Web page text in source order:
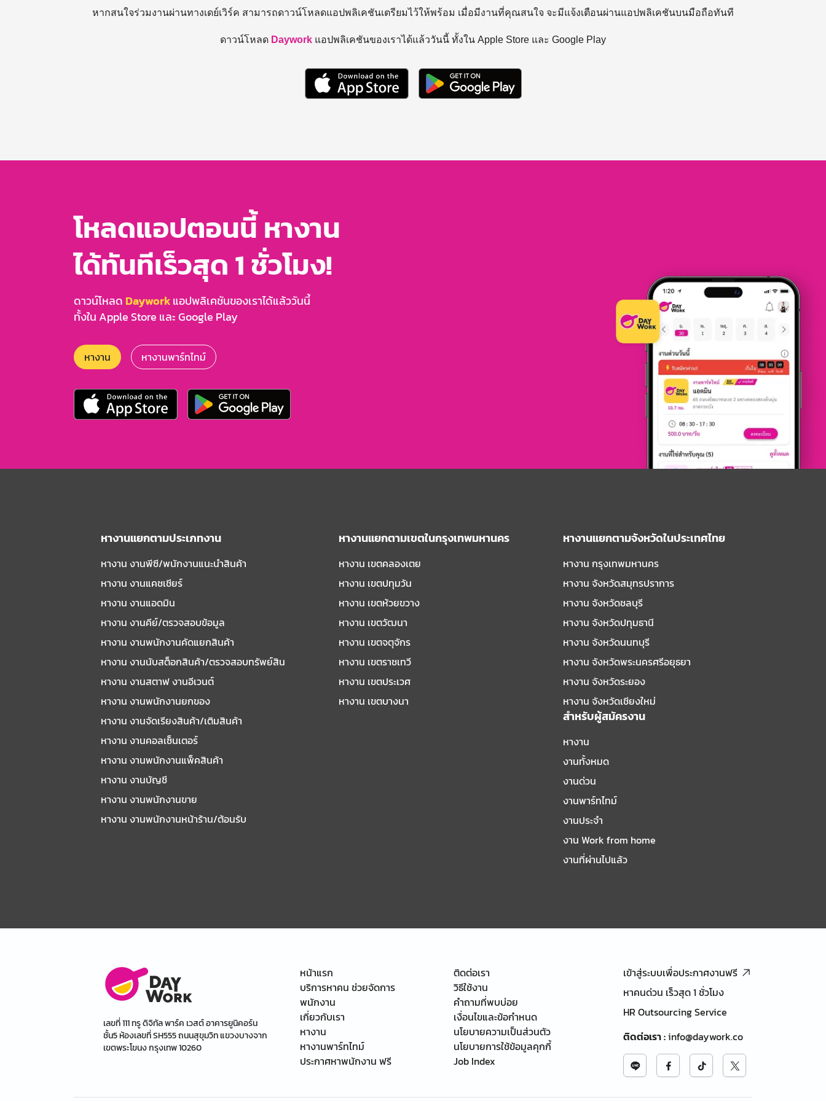
หากสนใจร่วมงานผ่านทางเดย์เวิร์ค สามารถดาวน์โหลดแอปพลิเคชันเตรียมไว้ให้พร้อม เมื่อมีงานที่คุณสนใจ จะมีแจ้งเตือนผ่านแอปพลิเคชันบนมือถือทันที
ดาวน์โหลด Daywork แอปพลิเคชันของเราได้แล้ววันนี้ ทั้งใน Apple Store และ Google Play
โหลดแอปตอนนี้ หางาน
ได้ทันทีเร็วสุด 1 ชั่วโมง!
ดาวน์โหลด Dayworkแอปพลิเคชันของเราได้แล้ววันนี้
ทั้งใน Apple Store และ Google Play
หางาน หางานพาร์ทไทม์
หางานแยกตามประเภทงาน
หางาน งานพีซี/พนักงานแนะนําสินค้า
หางาน งานแคชเชียร์
หางาน งานแอดมิน
หางาน งานคีย์/ตรวจสอบข้อมูล
หางาน งานพนักงานคัดแยกสินค้า
หางาน งานนับสต็อกสินค้า/ตรวจสอบทรัพย์สิน
หางาน งานสตาฟ งานอีเวนต์
หางาน งานพนักงานยกของ
หางาน งานจัดเรียงสินค้า/เติมสินค้า
หางาน งานคอลเซ็นเตอร์
หางาน งานพนักงานแพ็คสินค้า
หางาน งานบัญชี
หางาน งานพนักงานขาย
หางาน งานพนักงานหน้าร้าน/ต้อนรับ
หางานแยกตามเขตในกรุงเทพมหานคร
หางาน เขตคลองเตย
หางาน เขตปทุมวัน
หางาน เขตห้วยขวาง
หางาน เขตวัฒนา
หางาน เขตจตุจักร
หางาน เขตราชเทวี
หางาน เขตประเวศ
หางาน เขตบางนา
หางานแยกตามจังหวัดในประเทศไทย
หางาน กรุงเทพมหานคร
หางาน จังหวัดสมุทรปราการ
หางาน จังหวัดชลบุรี
หางาน จังหวัดปทุมธานี
หางาน จังหวัดนนทบุรี
หางาน จังหวัดพระนครศรีอยุธยา
หางาน จังหวัดระยอง
หางาน จังหวัดเชียงใหม่
สำหรับผู้สมัครงาน
หางาน
งานทั้งหมด
งานด่วน
งานพาร์ทไทม์
งานประจำ
งาน Work from home
งานที่ผ่านไปแล้ว
เลขที่ 111 ทรู ดิจิทัล พาร์ค เวสต์ อาคารยูนิคอร์น
ชั้น5 ห้องเลขที่ SH555 ถนนสุขุมวิท แขวงบางจาก
เขตพระโขนง กรุงเทพ 10260
หน้าแรก
บริการหาคน ช่วยจัดการ
พนักงาน
เกี่ยวกับเรา
หางาน
หางานพาร์ทไทม์
ประกาศหาพนักงาน ฟรี
ติดต่อเรา
วิธีใช้งาน
คำถามที่พบบ่อย
เงื่อนไขและข้อกำหนด
นโยบายความเป็นส่วนตัว
นโยบายการใช้ข้อมูลคุกกี้
Job Index
เข้าสู่ระบบเพื่อประกาศงานฟรี
หาคนด่วน เร็วสุด 1 ชั่วโมง
HR Outsourcing Service
ติดต่อเรา:info@daywork.co